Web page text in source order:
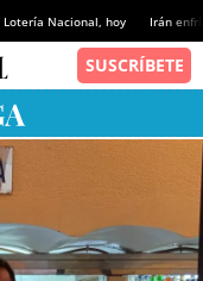
Lotería Nacional, hoy Irán